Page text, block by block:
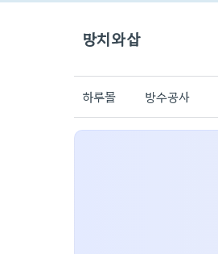
망치와삽
하루몰 방수공사